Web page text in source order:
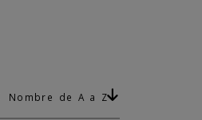
Nombre de A a Z